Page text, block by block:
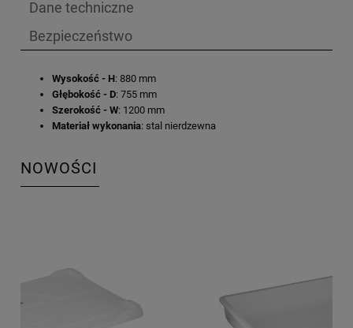
Dane techniczne
Bezpieczeństwo
Wysokość - H: 880 mm
Głębokość - D: 755 mm
Szerokość - W: 1200 mm
Materiał wykonania: stal nierdzewna
NOWOŚCI